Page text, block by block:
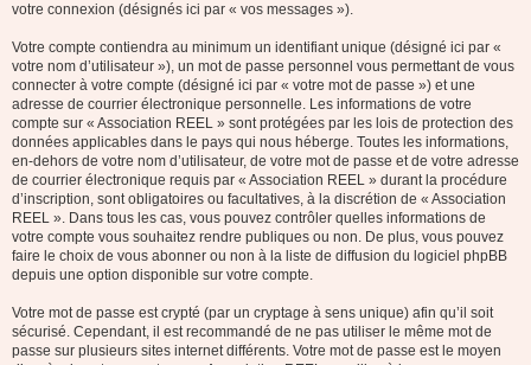
votre connexion (désignés ici par « vos messages »).
Votre compte contiendra au minimum un identifiant unique (désigné ici par «
votre nom d’utilisateur »), un mot de passe personnel vous permettant de vous
connecter à votre compte (désigné ici par « votre mot de passe ») et une
adresse de courrier électronique personnelle. Les informations de votre
compte sur « Association REEL » sont protégées par les lois de protection des
données applicables dans le pays qui nous héberge. Toutes les informations,
en-dehors de votre nom d’utilisateur, de votre mot de passe et de votre adresse
de courrier électronique requis par « Association REEL » durant la procédure
d’inscription, sont obligatoires ou facultatives, à la discrétion de « Association
REEL ». Dans tous les cas, vous pouvez contrôler quelles informations de
votre compte vous souhaitez rendre publiques ou non. De plus, vous pouvez
faire le choix de vous abonner ou non à la liste de diffusion du logiciel phpBB
depuis une option disponible sur votre compte.
Votre mot de passe est crypté (par un cryptage à sens unique) afin qu’il soit
sécurisé. Cependant, il est recommandé de ne pas utiliser le même mot de
passe sur plusieurs sites internet différents. Votre mot de passe est le moyen